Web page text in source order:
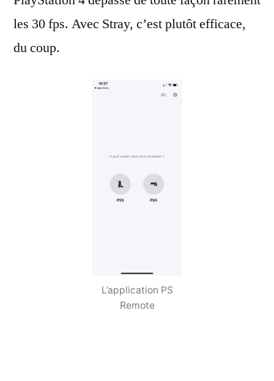
les 30 fps. Avec Stray, c’est plutôt efficace,
du coup.
L’application PS
Remote